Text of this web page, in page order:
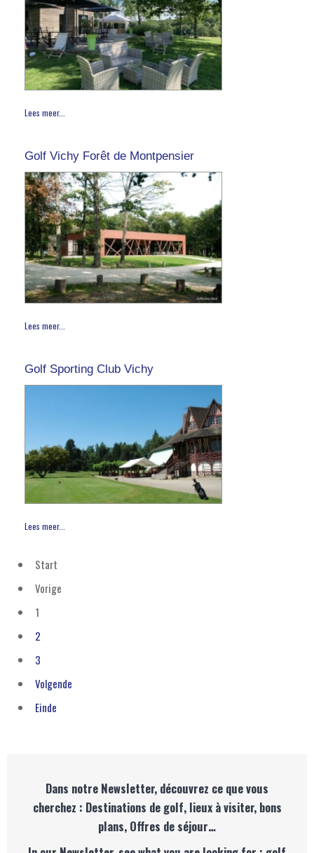
Lees meer...
Golf Vichy Forêt de Montpensier
Lees meer...
Golf Sporting Club Vichy
Lees meer...
Start
Vorige
1
2
3
Volgende
Einde
Dans notre Newsletter, découvrez ce que vous
cherchez : Destinations de golf, lieux à visiter, bons
plans, Offres de séjour…